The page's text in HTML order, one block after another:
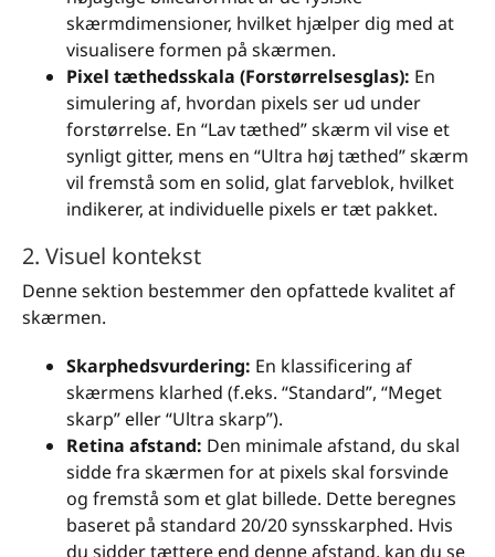
skærmdimensioner, hvilket hjælper dig med at
visualisere formen på skærmen.
Pixel tæthedsskala (Forstørrelsesglas): En
simulering af, hvordan pixels ser ud under
forstørrelse. En “Lav tæthed” skærm vil vise et
synligt gitter, mens en “Ultra høj tæthed” skærm
vil fremstå som en solid, glat farveblok, hvilket
indikerer, at individuelle pixels er tæt pakket.
2. Visuel kontekst
Denne sektion bestemmer den opfattede kvalitet af
skærmen.
Skarphedsvurdering: En klassificering af
skærmens klarhed (f.eks. “Standard”, “Meget
skarp” eller “Ultra skarp”).
Retina afstand: Den minimale afstand, du skal
sidde fra skærmen for at pixels skal forsvinde
og fremstå som et glat billede. Dette beregnes
baseret på standard 20/20 synsskarphed. Hvis
du sidder tættere end denne afstand, kan du se